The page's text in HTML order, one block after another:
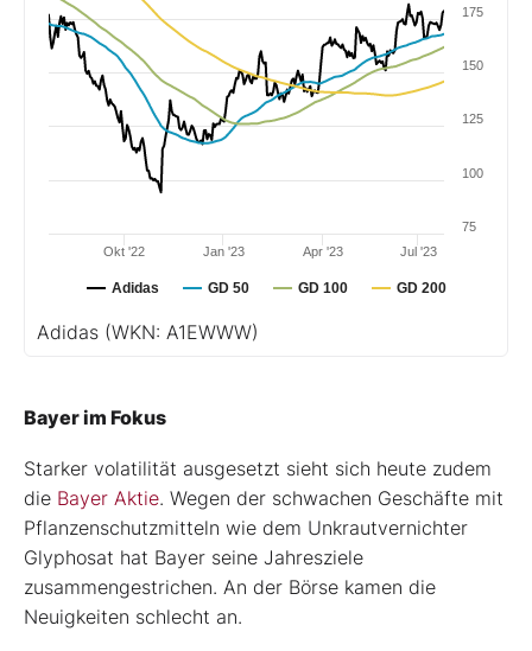
Adidas GD 50 GD 100 GD 200
Okt '22 Jan '23 Apr '23 Jul '23
75
100
125
150
175
Adidas (WKN: A1EWWW)
Bayer im Fokus
Starker volatilität ausgesetzt sieht sich heute zudem
die Bayer Aktie. Wegen der schwachen Geschäfte mit
Pflanzenschutzmitteln wie dem Unkrautvernichter
Glyphosat hat Bayer seine Jahresziele
zusammengestrichen. An der Börse kamen die
Neuigkeiten schlecht an.